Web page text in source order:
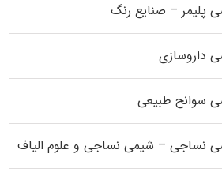
پلیمر – صنایع رنگ
داروسازی
سوانح طبیعی
نساجی – شیمی نساجی و علوم الیاف